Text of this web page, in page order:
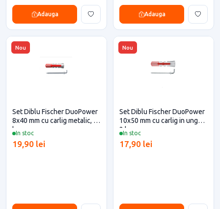
Adauga Adauga
Nou
In stoc
Set Diblu Fischer DuoPower
8x40 mm cu carlig metalic, 4
buc
19,90 lei
Nou
In stoc
Set Diblu Fischer DuoPower
10x50 mm cu carlig in unghi,
2 buc
17,90 lei